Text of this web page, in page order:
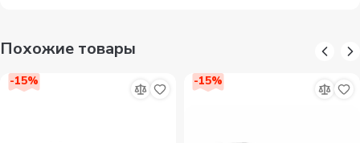
Похожие товары
-15% -15%